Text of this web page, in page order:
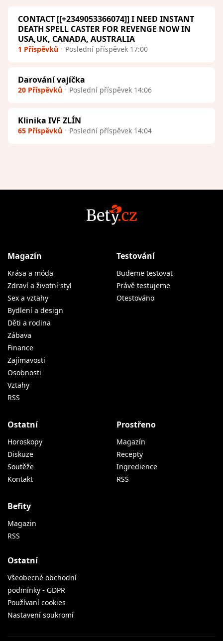
CONTACT [[+2349053366074]] I NEED INSTANT
DEATH SPELL CASTER FOR REVENGE NOW IN
USA,UK, CANADA, AUSTRALIA
1 Příspěvků Poslední příspěvek 17:00
Darování vajíčka
20 Příspěvků Poslední příspěvek 14:06
Klinika IVF ZLÍN
65 Příspěvků Poslední příspěvek 14:04
Magazín
Krása a móda
Zdraví a životní styl
Sex a vztahy
Bydlení a design
Děti a rodina
Zábava
Finance
Zajímavosti
Osobnosti
Vztahy
RSS
Testování
Budeme testovat
Právě testujeme
Otestováno
Ostatní
Horoskopy
Diskuze
Soutěže
Kontakt
Prostřeno
Magazín
Recepty
Ingredience
RSS
Befity
Magazin
RSS
Ostatní
Všeobecné obchodní
podmínky - GDPR
Používaní cookies
Nastavení soukromí